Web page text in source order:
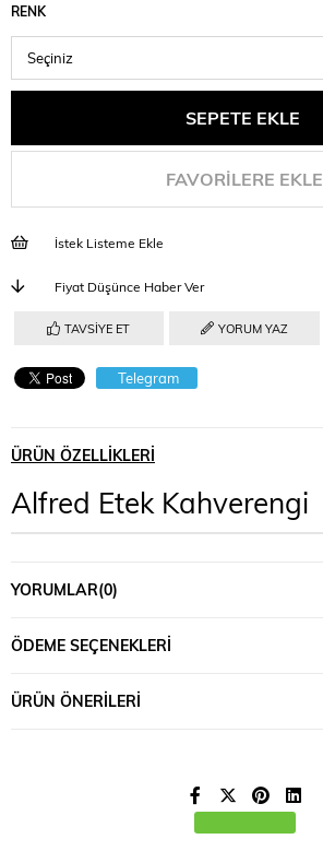
RENK
FAVORILERE EKLE
İstek Listeme Ekle
Fiyat Düşünce Haber Ver
TAVSIYE ET YORUM YAZ
Telegram
ÜRÜN ÖZELLIKLERI
Alfred Etek Kahverengi
YORUMLAR(0)
ÖDEME SEÇENEKLERI
ÜRÜN ÖNERILERI